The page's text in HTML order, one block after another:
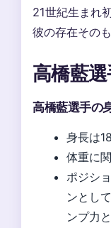
21世紀生まれ
彼の存在その
高橋藍
高橋藍選手の
身長は
体重に
ポジシ
ンとし
ンプ力